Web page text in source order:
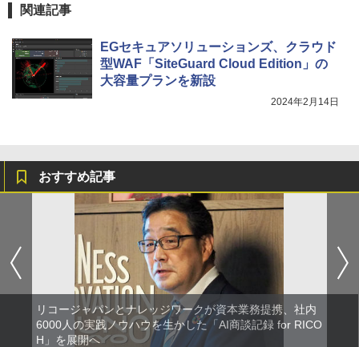
関連記事
EGセキュアソリューションズ、クラウド
型WAF「SiteGuard Cloud Edition」の
大容量プランを新設
2024年2月14日
おすすめ記事
リコージャパンとナレッジワークが資本業務提携、社内
6000人の実践ノウハウを生かした「AI商談記録 for RICO
H」を展開へ